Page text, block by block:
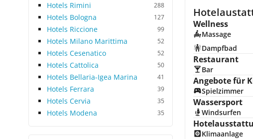
Hotels Rimini 288
Hotels Bologna 127
Hotels Riccione 99
Hotels Milano Marittima 52
Hotels Cesenatico 52
Hotels Cattolica 50
Hotels Bellaria-Igea Marina 41
Hotels Ferrara 39
Hotels Cervia 35
Hotels Modena 35
Wellness
Massage
Dampfbad
Restaurant
Bar
Angebote für
Spielzimmer
Wassersport
Windsurfen
Klimaanlage